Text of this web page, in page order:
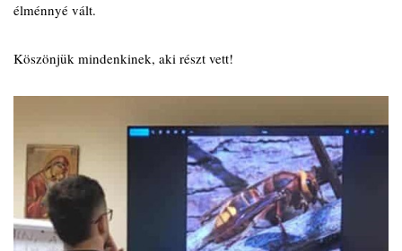
élménnyé vált.
Köszönjük mindenkinek, aki részt vett!